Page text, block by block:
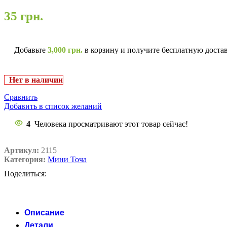
35 грн.
Добавьте 3,000 грн. в корзину и получите бесплатную
Нет в наличии
Сравнить
Добавить в список желаний
4 Человека просматривают этот товар сейчас!
Артикул: 2115
Категория: Мини Точа
Поделиться:
Описание